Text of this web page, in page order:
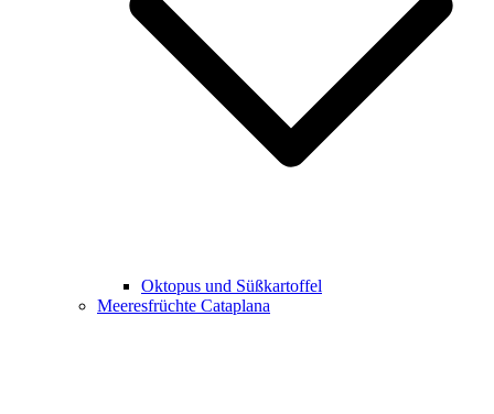
Oktopus und Süßkartoffel
Meeresfrüchte Cataplana